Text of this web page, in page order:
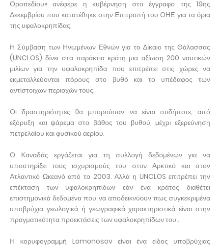
Οροπεδίου» ανέφερε η κυβέρνηση στο έγγραφο της 19ης
Δεκεμβρίου που κατατέθηκε στην Επιτροπή του ΟΗΕ για τα όρια
της υφαλοκρηπίδας.
Η Σύμβαση των Ηνωμένων Εθνών για το Δίκαιο της Θάλασσας
(UNCLOS) δίνει στα παράκτια κράτη μια αξίωση 200 ναυτικών
μιλίων για την υφαλοκρηπίδα που επιτρέπει στις χώρες να
εκμεταλλεύονται πόρους στο βυθό και το υπέδαφος των
αντίστοιχων περιοχών τους.
Οι δραστηριότητες θα μπορούσαν να είναι οτιδήποτε, από
εξόρυξη και ψάρεμα στο βάθος του βυθού, μέχρι εξερεύνηση
πετρελαίου και φυσικού αερίου.
Ο Καναδάς εργάζεται για τη συλλογή δεδομένων για να
υποστηρίξει τους ισχυρισμούς του στον Αρκτικό και στον
Ατλαντικό Ωκεανό από το 2003. Αλλά η UNCLOS επιτρέπει την
επέκταση των υφαλοκρηπίδων εάν ένα κράτος διαθέτει
επιστημονικά δεδομένα που να αποδεικνύουν πως συγκεκριμένα
υποβρύχια γεωλογικά ή γεωγραφικά χαρακτηριστικά είναι στην
πραγματικότητα προεκτάσεις των υφαλοκρηπίδων του .
Η κορυφογραμμή Lomonosov είναι ένα είδος υποβρύχιας